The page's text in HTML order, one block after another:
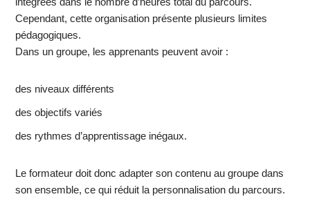
Cependant, cette organisation présente plusieurs limites
pédagogiques.
Dans un groupe, les apprenants peuvent avoir :
des niveaux différents
des objectifs variés
des rythmes d’apprentissage inégaux.
Le formateur doit donc adapter son contenu au groupe dans
son ensemble, ce qui réduit la personnalisation du parcours.